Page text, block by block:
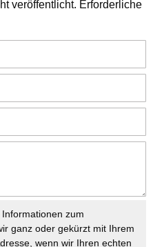
veröffentlicht. Erforderliche
zum
ganz oder gekürzt mit Ihrem
wenn wir Ihren echten